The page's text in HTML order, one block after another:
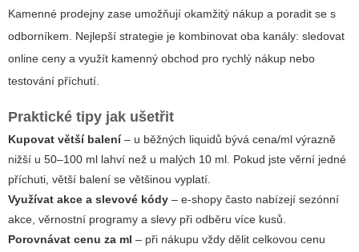
Kamenné prodejny zase umožňují okamžitý nákup a poradit se s
odborníkem. Nejlepší strategie je kombinovat oba kanály: sledovat
online ceny a využít kamenný obchod pro rychlý nákup nebo
testování příchutí.
Praktické tipy jak ušetřit
Kupovat větší balení– u běžných liquidů bývá cena/ml výrazně
nižší u 50–100 ml lahví než u malých 10 ml. Pokud jste věrní jedné
příchuti, větší balení se většinou vyplatí.
Využívat akce a slevové kódy – e-shopy často nabízejí sezónní
akce, věrnostní programy a slevy při odběru více kusů.
Porovnávat cenu za ml – při nákupu vždy dělit celkovou cenu